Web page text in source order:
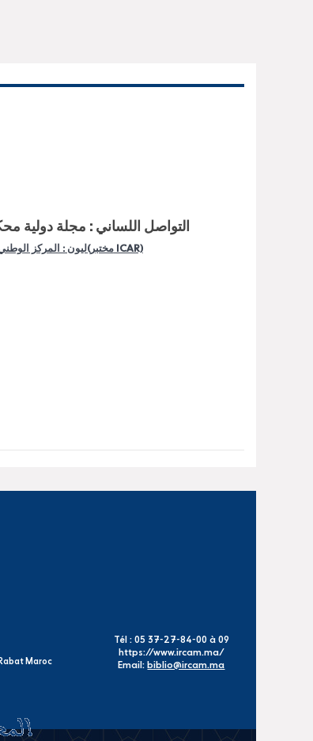
التواصل اللساني : مجلة دولية
ليون : المركز الوطني للبحث العلمي(مختبر ICAR)
Maroc
Tél : 05 37-27-84-00 à 09
https://www.ircam.ma/
Email: biblio@ircam.ma